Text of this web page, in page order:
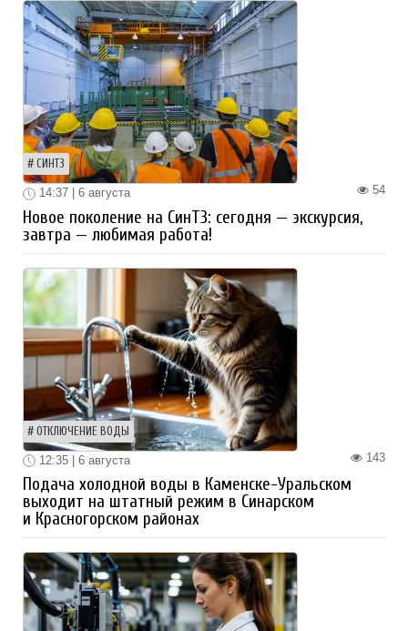
СИНТЗ
54
14:37 | 6 августа
Новое поколение на СинТЗ: сегодня — экскурсия,
завтра — любимая работа!
ОТКЛЮЧЕНИЕ ВОДЫ
143
12:35 | 6 августа
Подача холодной воды в Каменске-Уральском
выходит на штатный режим в Синарском
и Красногорском районах